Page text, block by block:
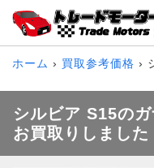
ホーム 買取参考価格
シルビア S15の
お買取りしました